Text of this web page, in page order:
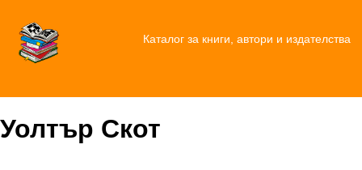
Каталог за книги, автори и издателства
Уолтър Скот